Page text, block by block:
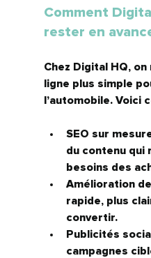
Comment
rester en
Chez Digital HQ, on
ligne plus simple
l’automobile. Voici
SEO sur
du contenu qui
besoins des
Amélioration
rapide, plus
convertir.
Publicités
campagnes